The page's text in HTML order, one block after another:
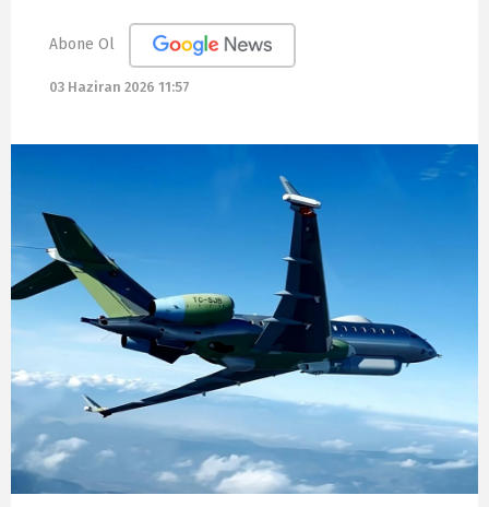
Abone Ol
03 Haziran 2026 11:57